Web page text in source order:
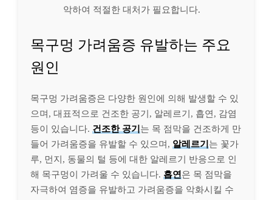
악하여 적절한 대처가 필요합니다.
목구멍 가려움증 유발하는 주요
원인
목구멍 가려움증은 다양한 원인에 의해 발생할 수 있
으며, 대표적으로 건조한 공기, 알레르기, 흡연, 감염
등이 있습니다. 건조한 공기 는 목 점막을 건조하게 만
들어 가려움증을 유발할 수 있으며, 알레르기 는 꽃가
루, 먼지, 동물의 털 등에 대한 알레르기 반응으로 인
해 목구멍이 가려울 수 있습니다. 흡연 은 목 점막을
자극하여 염증을 유발하고 가려움증을 악화시킬 수